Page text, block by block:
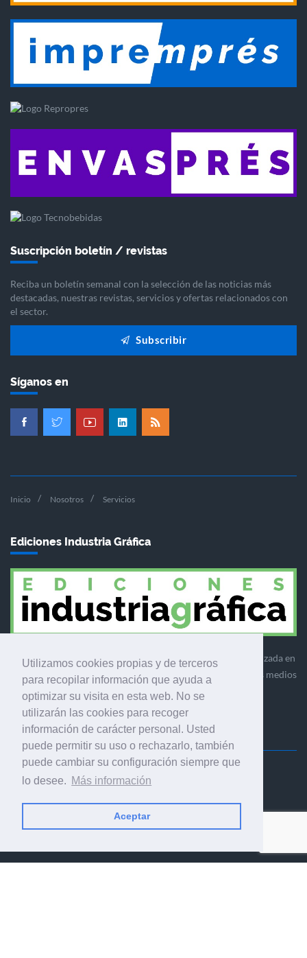
Utilizamos cookies propias y de terceros
para recopilar información que ayuda a
optimizar su visita en esta web. No se
utilizarán las cookies para recoger
información de carácter personal. Usted
puede permitir su uso o rechazarlo, también
puede cambiar su configuración siempre que
lo desee. Más información
Aceptar
Suscripción boletín / revistas
Reciba un boletín semanal con la selección de las noticias más
destacadas, nuestras revistas, servicios y ofertas relacionados con
el sector.
Subscribir
Síganos en
Inicio Nosotros Servicios
Ediciones Industria Gráfica
Ediciones Industria Gráfica es una empresa editora especializada en
el mercado de la comunicación gráfica que engloba diversos medios
profesionales especializados en el mercado gráfico, la
comunicación visual y el envasado.
Ediciones Industria Gráfica, S.C.P.